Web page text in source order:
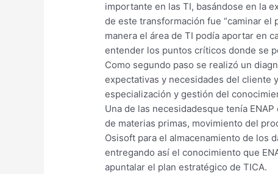
importante en las TI, basándose en la
de este transformación fue “caminar
manera el área de TI podía aportar en
entender los puntos críticos donde se
Como segundo paso se realizó un
expectativas y necesidades del cliente
especialización y gestión del
Una de las necesidadesque tenía
de materias primas, movimiento del
Osisoft para el almacenamiento de los
entregando así el conocimiento que
apuntalar el plan estratégico de TICA.